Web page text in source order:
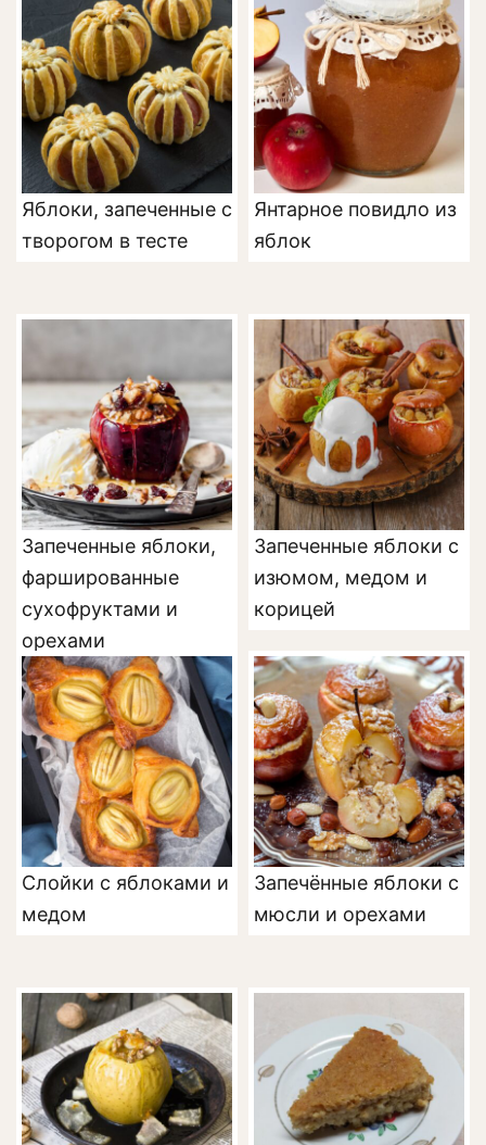
Яблоки, запеченные с
творогом в тесте
Янтарное повидло из
яблок
Запеченные яблоки,
фаршированные
сухофруктами и
орехами
Запеченные яблоки с
изюмом, медом и
корицей
Слойки с яблоками и
медом
Запечённые яблоки с
мюсли и орехами